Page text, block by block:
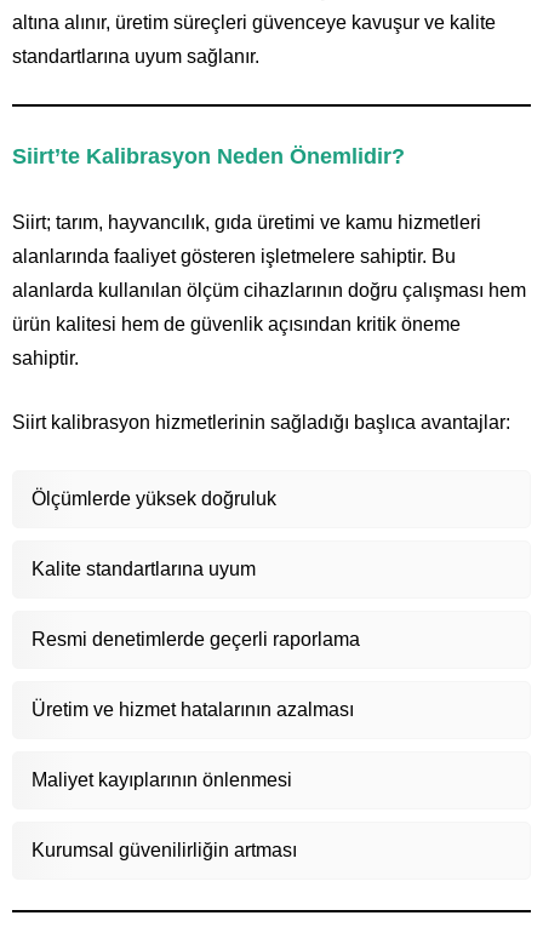
altına alınır, üretim süreçleri güvenceye kavuşur ve kalite
standartlarına uyum sağlanır.
Siirt’te Kalibrasyon Neden Önemlidir?
Siirt; tarım, hayvancılık, gıda üretimi ve kamu hizmetleri
alanlarında faaliyet gösteren işletmelere sahiptir. Bu
alanlarda kullanılan ölçüm cihazlarının doğru çalışması hem
ürün kalitesi hem de güvenlik açısından kritik öneme
sahiptir.
Siirt kalibrasyon hizmetlerinin sağladığı başlıca avantajlar:
Ölçümlerde yüksek doğruluk
Kalite standartlarına uyum
Resmi denetimlerde geçerli raporlama
Üretim ve hizmet hatalarının azalması
Maliyet kayıplarının önlenmesi
Kurumsal güvenilirliğin artması